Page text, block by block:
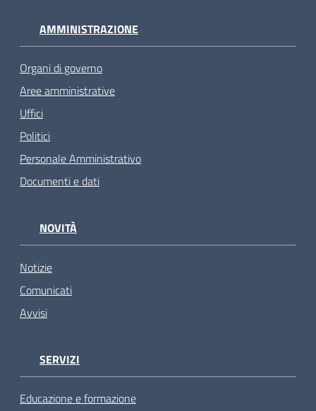
AMMINISTRAZIONE
Organi di governo
Aree amministrative
Uffici
Politici
Personale Amministrativo
Documenti e dati
NOVITÀ
Notizie
Comunicati
Avvisi
SERVIZI
Educazione e formazione